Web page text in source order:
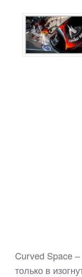
Curved Space
только в